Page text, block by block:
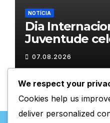
NOTÍCIA
Dia
Juventude
Chaves com
gratuitas
07.08.2026
We respect your
Cookies help us
deliver personalized